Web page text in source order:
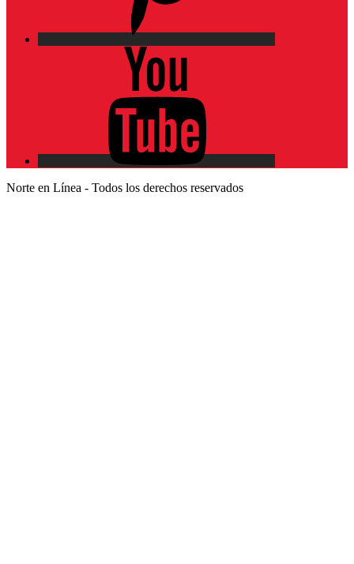
Norte en Línea - Todos los derechos reservados